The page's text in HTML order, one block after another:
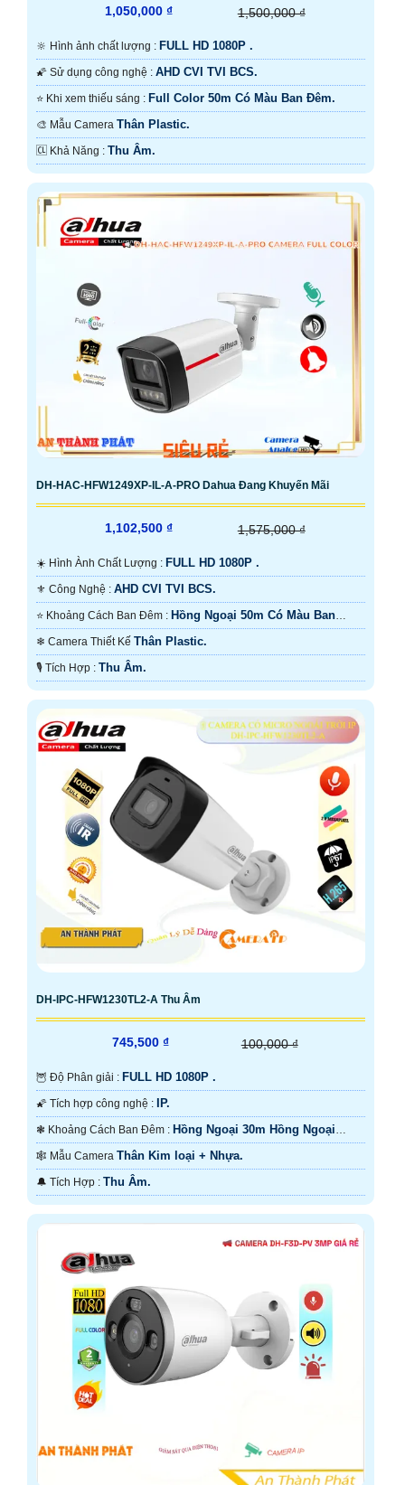
1,050,000 ₫ 1,500,000 ₫
🔆 Hình ảnh chất lượng : FULL HD 1080P .
🌠 Sử dụng công nghệ : AHD CVI TVI BCS.
⭐ Khi xem thiếu sáng : Full Color 50m Có Màu Ban Ðêm.
🎨 Mẫu Camera Thân Plastic.
️🆑 Khả Năng : Thu Âm.
DH-HAC-HFW1249XP-IL-A-PRO Dahua Đang Khuyến Mãi
1,102,500 ₫ 1,575,000 ₫
☀️ Hình Ành Chất Lượng : FULL HD 1080P .
⚜️ Công Nghệ : AHD CVI TVI BCS.
⭐ Khoảng Cách Ban Đêm : Hồng Ngoại 50m Có Màu Ban
Ðêm.❄ Camera Thiết Kế Thân Plastic.
️🎙 Tích Hợp : Thu Âm.
DH-IPC-HFW1230TL2-A Thu Âm
745,500 ₫ 100,000 ₫
🦉 Độ Phân giải : FULL HD 1080P .
🌠 Tích hợp công nghệ : IP.
❃ Khoảng Cách Ban Đêm : Hồng Ngoại 30m Hồng Ngoại
Smart IR.
🕸️ Mẫu Camera Thân Kim loại + Nhựa.
️🔔 Tích Hợp : Thu Âm.